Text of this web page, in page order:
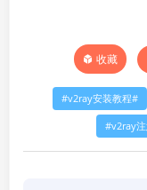
收藏
v2ray安装教程
v2ray